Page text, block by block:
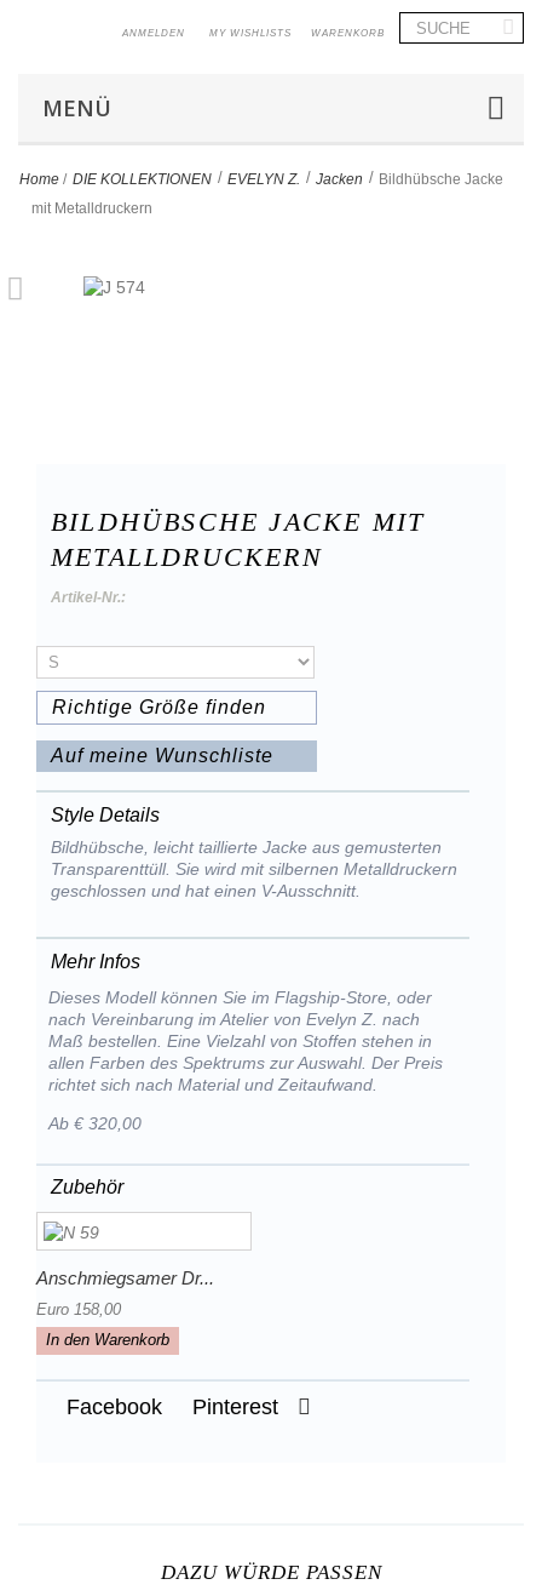
WARENKORB
MY WISHLISTS
ANMELDEN
MENÜ
Home / DIE KOLLEKTIONEN > EVELYN Z. > Jacken > Bildhübsche Jacke
mit Metalldruckern
BILDHÜBSCHE JACKE MIT
METALLDRUCKERN
Artikel-Nr.:
Richtige Größe finden
Auf meine Wunschliste
Style Details
Bildhübsche, leicht taillierte Jacke aus gemusterten
Transparenttüll. Sie wird mit silbernen Metalldruckern
geschlossen und hat einen V-Ausschnitt.
Mehr Infos
Dieses Modell können Sie im Flagship-Store, oder
nach Vereinbarung im Atelier von Evelyn Z. nach
Maß bestellen. Eine Vielzahl von Stoffen stehen in
allen Farben des Spektrums zur Auswahl. Der Preis
richtet sich nach Material und Zeitaufwand.
Ab € 320,00
Zubehör
Anschmiegsamer Dr...
Euro 158,00
In den Warenkorb
Facebook Pinterest
DAZU WÜRDE PASSEN